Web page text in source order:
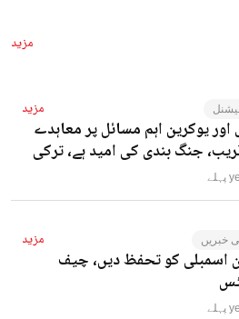
مزید
مزید
یوکرین اہم مسائل پر معاہدے
جنگ بندی کی امید ہے، ترکی
خبریں مزید
اسمبلی کو تحفظ دیں، چیف